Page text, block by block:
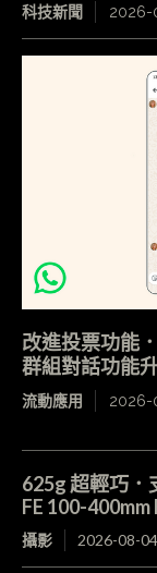
科技新聞 2026-
改進投票功能
群組對話功能
流動應用 2026-
625g 超輕巧
FE 100-400mm
攝影 2026-08-04